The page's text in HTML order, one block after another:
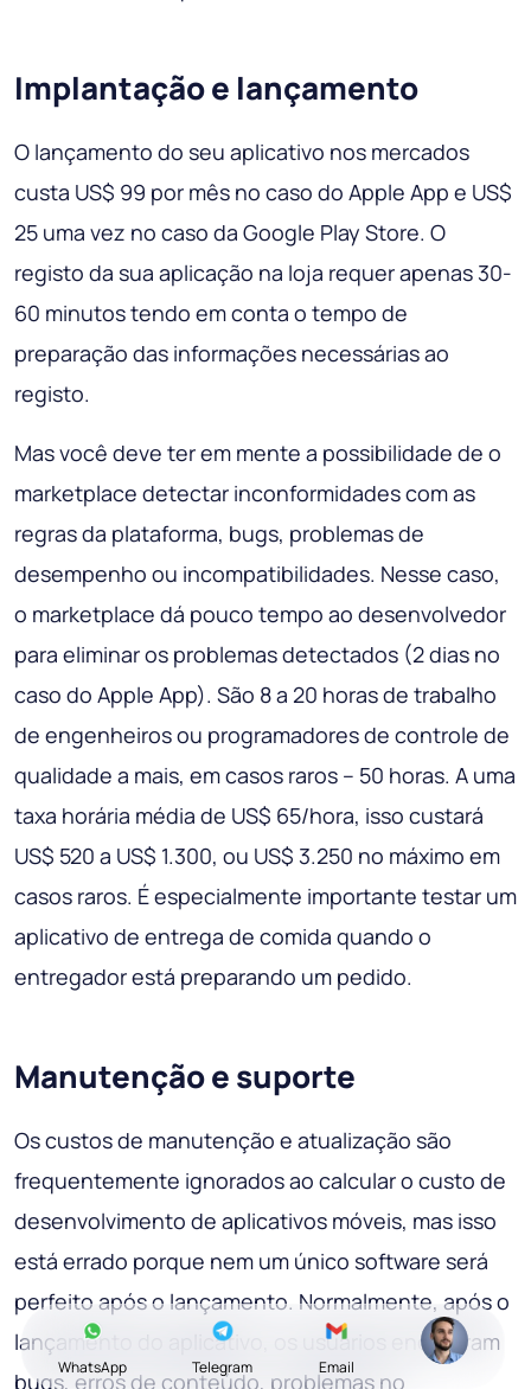
Implantação e lançamento
O lançamento do seu aplicativo nos mercados
custa US$ 99 por mês no caso do Apple App e US$
25 uma vez no caso da Google Play Store. O
registo da sua aplicação na loja requer apenas 30-
60 minutos tendo em conta o tempo de
preparação das informações necessárias ao
registo.
Mas você deve ter em mente a possibilidade de o
marketplace detectar inconformidades com as
regras da plataforma, bugs, problemas de
desempenho ou incompatibilidades. Nesse caso,
o marketplace dá pouco tempo ao desenvolvedor
para eliminar os problemas detectados (2 dias no
caso do Apple App). São 8 a 20 horas de trabalho
de engenheiros ou programadores de controle de
qualidade a mais, em casos raros – 50 horas. A uma
taxa horária média de US$ 65/hora, isso custará
US$ 520 a US$ 1.300, ou US$ 3.250 no máximo em
casos raros. É especialmente importante testar um
aplicativo de entrega de comida quando o
entregador está preparando um pedido.
Manutenção e suporte
Os custos de manutenção e atualização são
frequentemente ignorados ao calcular o custo de
desenvolvimento de aplicativos móveis, mas isso
está errado porque nem um único software será
perfeito após o lançamento. Normalmente, após o
lançamento do aplicativo, os usuários encontram
bugs, erros de conteúdo, problemas no
WhatsApp Telegram Email